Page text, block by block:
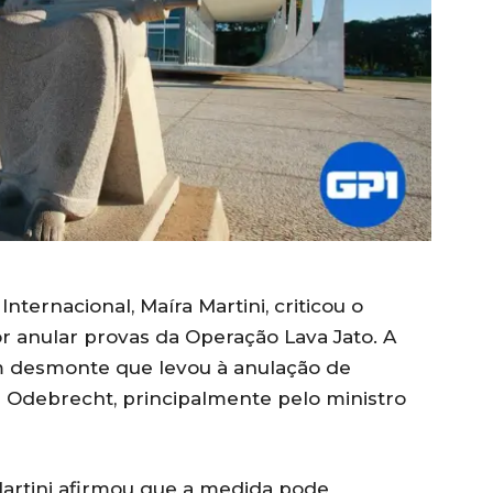
Maíra Martini, criticou o
provas da Operação Lava Jato. A
desmonte que levou à anulação de
Odebrecht, principalmente pelo ministro
afirmou que a medida pode